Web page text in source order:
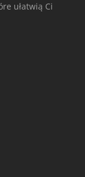
ułatwią Ci